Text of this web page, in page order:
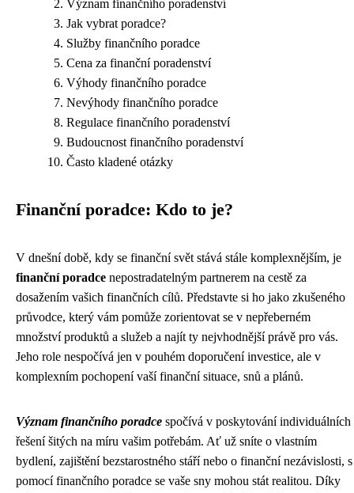
Význam finančního poradenství
Jak vybrat poradce?
Služby finančního poradce
Cena za finanční poradenství
Výhody finančního poradce
Nevýhody finančního poradce
Regulace finančního poradenství
Budoucnost finančního poradenství
Často kladené otázky
Finanční poradce: Kdo to je?
V dnešní době, kdy se finanční svět stává stále komplexnějším, je
finanční poradce nepostradatelným partnerem na cestě za
dosažením vašich finančních cílů. Představte si ho jako zkušeného
průvodce, který vám pomůže zorientovat se v nepřeberném
množství produktů a služeb a najít ty nejvhodnější právě pro vás.
Jeho role nespočívá jen v pouhém doporučení investice, ale v
komplexním pochopení vaší finanční situace, snů a plánů.
Význam finančního poradce spočívá v poskytování individuálních
řešení šitých na míru vašim potřebám. Ať už sníte o vlastním
bydlení, zajištění bezstarostného stáří nebo o finanční nezávislosti, s
pomocí finančního poradce se vaše sny mohou stát realitou. Díky